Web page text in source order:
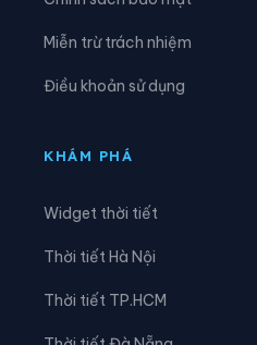
Xã Sơn Tiến
Miễn trừ trách nhiệm
Điều khoản sử dụng
KHÁM PHÁ
Widget thời tiết
Thời tiết Hà Nội
Thời tiết TP.HCM